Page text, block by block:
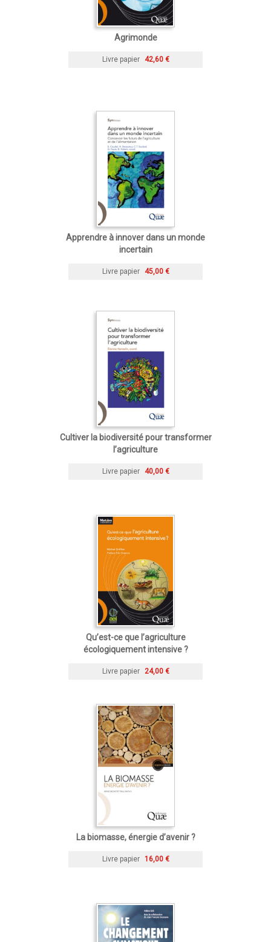
Agrimonde
Livre papier 42,60 €
Apprendre à innover dans un monde
incertain
Livre papier 45,00 €
Cultiver la biodiversité pour transformer
l’agriculture
Livre papier 40,00 €
Qu’est-ce que l’agriculture
écologiquement intensive ?
Livre papier 24,00 €
La biomasse, énergie d’avenir ?
Livre papier 16,00 €